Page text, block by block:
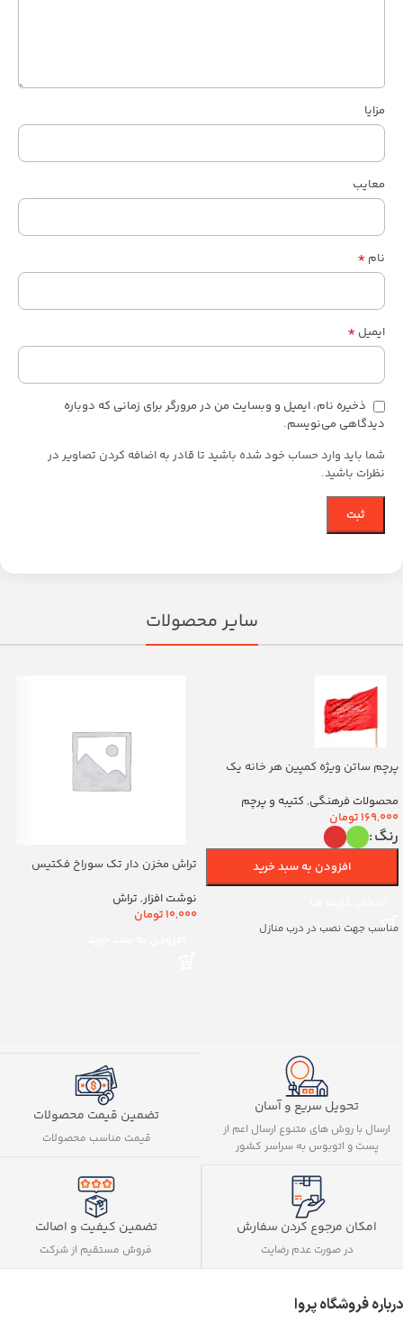
مزایا
معایب
نام *
ایمیل *
ذخیره نام، ایمیل و وبسایت من در مرورگر برای زمانی که دوباره
دیدگاهی می‌نویسم.
شما باید وارد حساب خود شده باشید تا قادر به اضافه کردن تصاویر در
نظرات باشید.
سایر محصولات
پرچم ساتن ویژه کمپین هر خانه یک
(700263)vمحصولات فرهنگی, کتیبه و پرچم
169,000تومان
رنگ
افزودن به سبد خرید
مناسب جهت نصب در درب منازل
تراش مخزن دار تک سوراخ فکتیس
نوشت افزار, تراش
10,000تومان
تحویل سریع و آسان
ارسال با روش های متنوع ارسال اعم از
پست و اتوبوس به سراسر کشور
تضمین قیمت محصولات
قیمت مناسب محصولات
امکان مرجوع کردن سفارش
در صورت عدم رضایت
تضمین کیفیت و اصالت
فروش مستقیم از شرکت
درباره فروشگاه پروا